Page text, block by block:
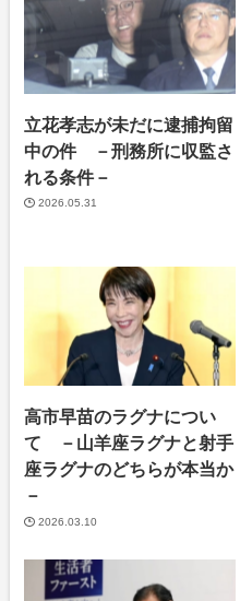
立花孝志が未だに逮捕拘留
中の件 －刑務所に収監さ
れる条件－
2026.05.31
高市早苗のラグナについ
て －山羊座ラグナと射手
座ラグナのどちらが本当か
－
2026.03.10